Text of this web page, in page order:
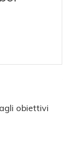
obiettivi